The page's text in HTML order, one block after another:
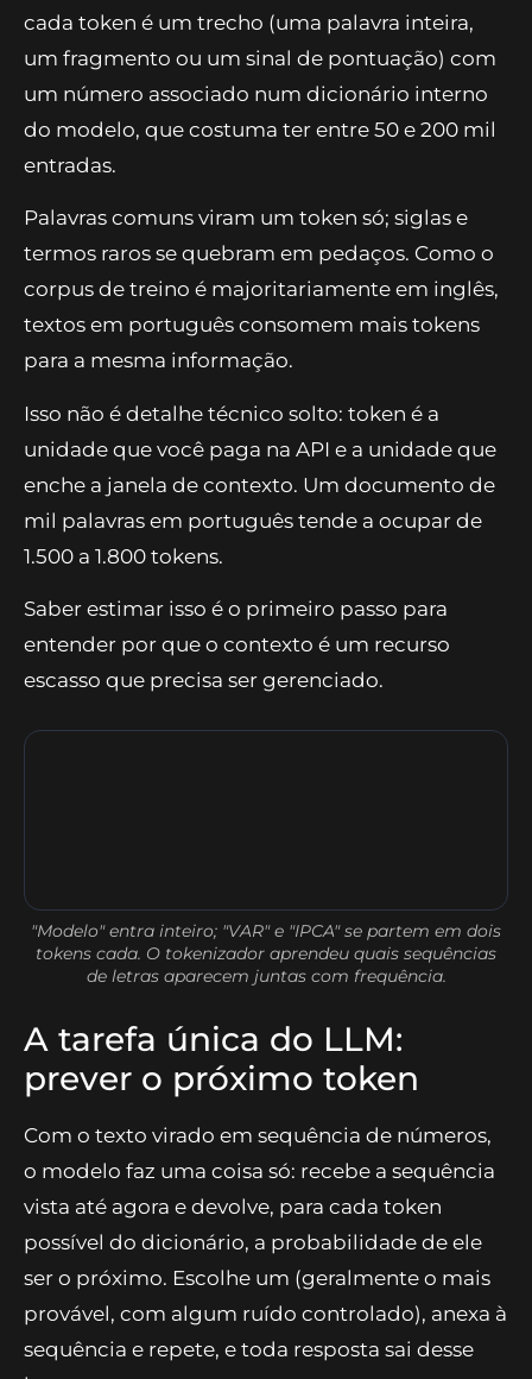
cada token é um trecho (uma palavra inteira,
um fragmento ou um sinal de pontuação) com
um número associado num dicionário interno
do modelo, que costuma ter entre 50 e 200 mil
entradas.
Palavras comuns viram um token só; siglas e
termos raros se quebram em pedaços. Como o
corpus de treino é majoritariamente em inglês,
textos em português consomem mais tokens
para a mesma informação.
Isso não é detalhe técnico solto: token é a
unidade que você paga na API e a unidade que
enche a janela de contexto. Um documento de
mil palavras em português tende a ocupar de
1.500 a 1.800 tokens.
Saber estimar isso é o primeiro passo para
entender por que o contexto é um recurso
escasso que precisa ser gerenciado.
"Modelo" entra inteiro; "VAR" e "IPCA" se partem em dois
tokens cada. O tokenizador aprendeu quais sequências
de letras aparecem juntas com frequência.
A tarefa única do LLM:
prever o próximo token
Com o texto virado em sequência de números,
o modelo faz uma coisa só: recebe a sequência
vista até agora e devolve, para cada token
possível do dicionário, a probabilidade de ele
ser o próximo. Escolhe um (geralmente o mais
provável, com algum ruído controlado), anexa à
sequência e repete, e toda resposta sai desse